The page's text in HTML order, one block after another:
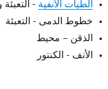
الطيات الأنفية - التعبئة
خطوط الدمى - التعبئة
الذقن – محيط
الأنف - الكنتور